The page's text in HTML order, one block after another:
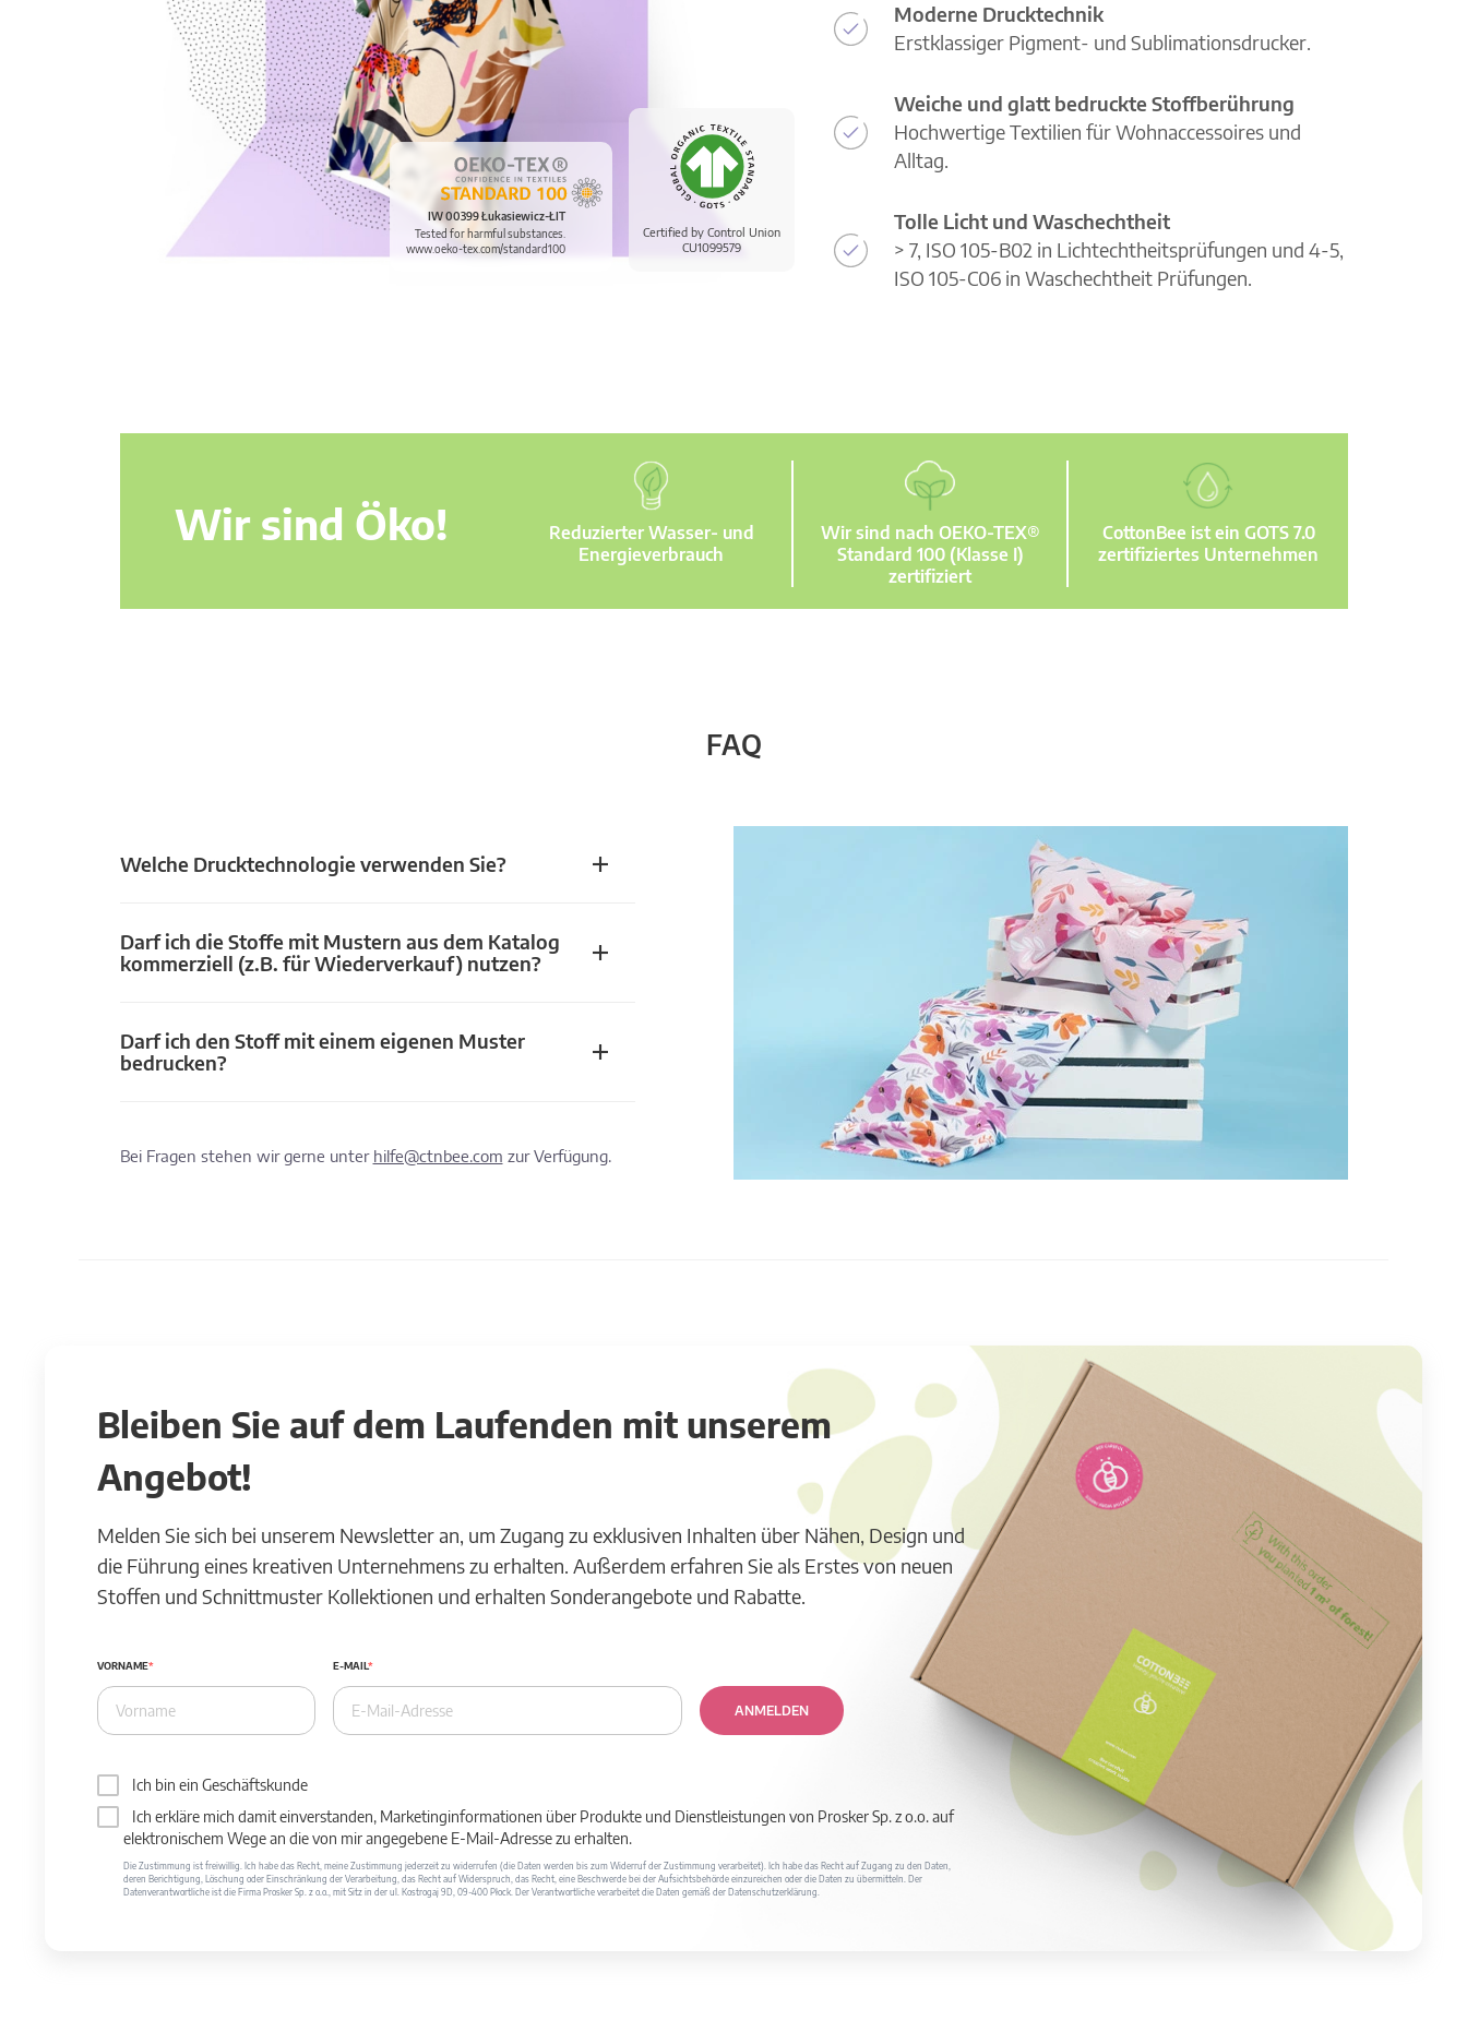
Certified by Control Union
CU1099579
IW 00399 Łukasiewicz-ŁIT
Tested for harmful substances.
www.oeko-tex.com/standard100
Moderne Drucktechnik
Erstklassiger Pigment- und Sublimationsdrucker.
Weiche und glatt bedruckte Stoffberührung
Hochwertige Textilien für Wohnaccessoires und
Alltag.
Tolle Licht und Waschechtheit
> 7, ISO 105-B02 in Lichtechtheitsprüfungen und 4-5,
ISO 105-C06 in Waschechtheit Prüfungen.
Wir sind Öko!
Reduzierter Wasser- und
Energieverbrauch
Wir sind nach OEKO-TEX®
Standard 100 (Klasse I)
zertifiziert
CottonBee ist ein GOTS 7.0
zertifiziertes Unternehmen
FAQ
Welche Drucktechnologie verwenden Sie?
Darf ich die Stoffe mit Mustern aus dem Katalog
kommerziell (z.B. für Wiederverkauf) nutzen?
Darf ich den Stoff mit einem eigenen Muster
bedrucken?
Bei Fragen stehen wir gerne unter hilfe@ctnbee.com zur Verfügung.
Bleiben Sie auf dem Laufenden mit unserem
Angebot!
Melden Sie sich bei unserem Newsletter an, um Zugang zu exklusiven Inhalten über Nähen, Design und
die Führung eines kreativen Unternehmens zu erhalten. Außerdem erfahren Sie als Erstes von neuen
Stoffen und Schnittmuster Kollektionen und erhalten Sonderangebote und Rabatte.
VORNAME E-MAIL
ANMELDEN
Ich bin ein Geschäftskunde
Ich erkläre mich damit einverstanden, Marketinginformationen über Produkte und Dienstleistungen von Prosker Sp. z o.o. auf
elektronischem Wege an die von mir angegebene E-Mail-Adresse zu erhalten.
Die Zustimmung ist freiwillig. Ich habe das Recht, meine Zustimmung jederzeit zu widerrufen (die Daten werden bis zum Widerruf der Zustimmung verarbeitet). Ich habe das Recht auf Zugang zu den Daten,
deren Berichtigung, Löschung oder Einschränkung der Verarbeitung, das Recht auf Widerspruch, das Recht, eine Beschwerde bei der Aufsichtsbehörde einzureichen oder die Daten zu übermitteln. Der
Datenverantwortliche ist die Firma Prosker Sp. z o.o., mit Sitz in der ul. Kostrogaj 9D, 09-400 Płock. Der Verantwortliche verarbeitet die Daten gemäß der Datenschutzerklärung.